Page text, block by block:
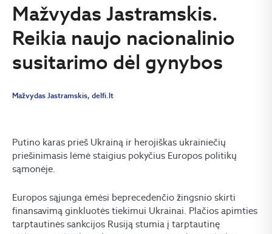
Mažvydas Jastramskis.
Reikia naujo nacionalinio
susitarimo dėl gynybos
Mažvydas Jastramskis, delfi.lt
Putino karas prieš Ukrainą ir herojiškas ukrainiečių
priešinimasis lėmė staigius pokyčius Europos politikų
sąmonėje.
Europos sąjunga ėmėsi beprecedenčio žingsnio skirti
finansavimą ginkluotės tiekimui Ukrainai. Plačios apimties
tarptautinės sankcijos Rusiją stumia į tarptautinę